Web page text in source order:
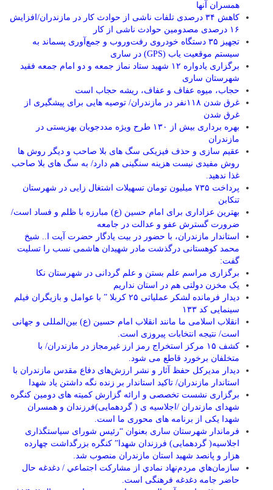
همسران آنها
کاهش ۳۴ درصدی تلفات ناشی از حوادث كار در مازندران/افزایش
۱۶ درصدی مصدومین حوادث ناشی از کار
تجهیز ۳۵ دستگاه خودروی رفت‌وروب و جمع‌آوری پسماند به
سیستم موقعیت یاب (GPS) در ساری
برگزاری یادواره ۱۲ شهید ستاد نماز جمعه و دو امام جمعه فقید
شهرستان ساری
حجاب، میوه عفاف و عفاف، ریشه حجاب است
غرق شدن ۱۱۸نفر در مازندران/ توصيه هايی برای پيشگيری از
غرق شدن
بهره برداری بیش از ۱۳۰ طرح ویژه مددجویان بهزیستی در
مازندران
عقیم سازی و حذف فیزیکی سگ های بلا صاحب و دیگر روش ها
روش مفیدی نیست هزینه سنگینی هم دارد/ به سگ های بلا صاحب
غذا ندهید.
پرداخت ۷۳۵ میلیون تومان تسهیلات اشتغال زایی در شهرستان
تنکابن
بهترین عزاداری برای امام حسین (ع) مبارزه با ظلم و فساد است/
ضرورت گسترش عفو و عدالت در جامعه
استاندار مازندران، با حضور در بیت یادگار حضرت آیت ا.. شیخ
محمد کوهستانی درگذشت مادر شهیدان هاشمی نسب را تسلیت
گفت:
برگزاری مراسم علم بستن و علم گردانی در شهرستان نکا
یک مخزن دولتی هم در استان نداریم
دیدار فرمانده لشکر عملیاتی ۲۵ کربلا ” با عوامل و بازیگران فیلم
سینمایی کد ۱۳۳
انقلاب اسلامی ما مانند انقلاب امام حسین (ع) بین‌المللی و جهانی
است/ نتیجه انتخابات پیروزی است.
کشف ۱۵ مرکز استخراج رمز ارز غیرمجاز در مازندران/ با
متخلفان برخورد قاطع می شود.
دیدار مدیرکل حفظ آثار و نشر ارزش‌های دفاع مقدس مازندران با
استاندار مازندران/ تاکید استاندار بر زنده نگه داشتن یاد شهدا
برگزاری نشست تخصصی و ارائه گزارش کمیته های دومین کنگره
شهدای مازندران /اجلاسیه ی ( گردهمایی)فرزندان و همسران
شهدا یکی از برنامه های محوری ما است.
فرماندار شهرستان ساری بعنوان “رئیس شورای سیاستگذاری
اجلاسیه( گردهمایی) فرزندان شهدا” کنگره بزرگداشت چهارده
هزار و پانصد شهید استان مازندران منصوب شد.
سازمان‌هاي مردم‌نهاد نمادي از مشاركت اجتماعي / دغدغه حال
حاضر جامه دغدغه فرهنگی است.